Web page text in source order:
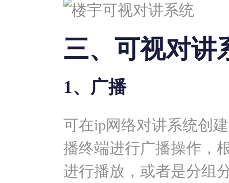
三、可视对讲
1、广播
可在ip网络对讲系统创
播终端进行广播操作，
进行播放，或者是分组